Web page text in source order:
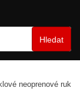
Hledat
neoprenové